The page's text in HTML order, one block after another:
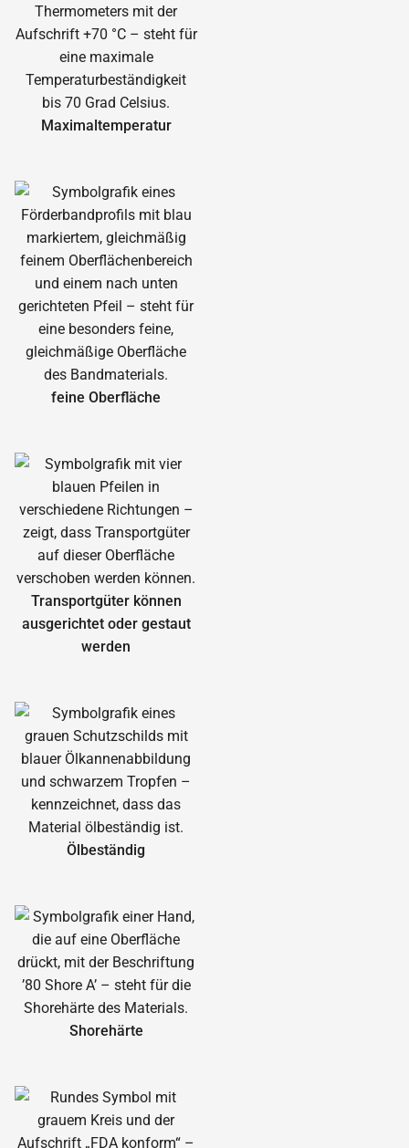
Maximal­temperatur
feine Oberfläche
Transportgüter können
ausgerichtet oder gestaut
werden
Ölbeständig
Shorehärte